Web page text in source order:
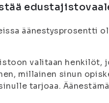
äänestysprosentti
valitaan henkilöt,
millainen sinun
tarjoaa.